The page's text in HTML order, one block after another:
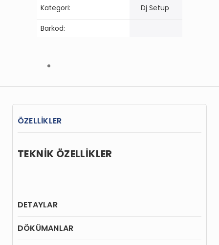
Kategori: Dj Setup
Barkod:
ÖZELLİKLER
TEKNİK ÖZELLİKLER
DETAYLAR
DÖKÜMANLAR